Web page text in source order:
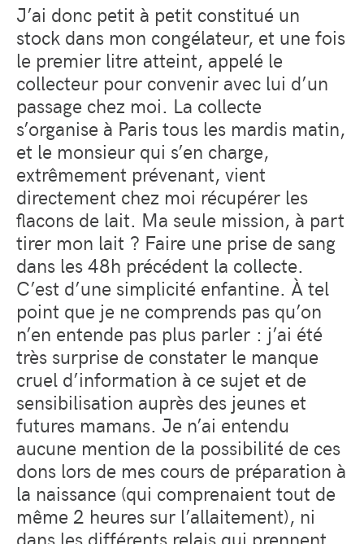
J’ai donc petit à petit constitué un
stock dans mon congélateur, et une fois
le premier litre atteint, appelé le
collecteur pour convenir avec lui d’un
passage chez moi. La collecte
s’organise à Paris tous les mardis matin,
et le monsieur qui s’en charge,
extrêmement prévenant, vient
directement chez moi récupérer les
flacons de lait. Ma seule mission, à part
tirer mon lait ? Faire une prise de sang
dans les 48h précédent la collecte.
C’est d’une simplicité enfantine. À tel
point que je ne comprends pas qu’on
n’en entende pas plus parler : j’ai été
très surprise de constater le manque
cruel d’information à ce sujet et de
sensibilisation auprès des jeunes et
futures mamans. Je n’ai entendu
aucune mention de la possibilité de ces
dons lors de mes cours de préparation à
la naissance (qui comprenaient tout de
même 2 heures sur l’allaitement), ni
dans les différents relais qui prennent